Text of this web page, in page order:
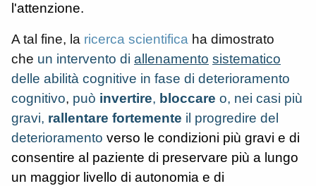
l'attenzione.
A tal fine, la ricerca scientifica ha dimostrato
che un intervento di allenamento sistematico
delle abilità cognitive in fase di deterioramento
cognitivo, può invertire, bloccare o, nei casi più
gravi, rallentare fortemente il progredire del
deterioramento verso le condizioni più gravi e di
consentire al paziente di preservare più a lungo
un maggior livello di autonomia e di